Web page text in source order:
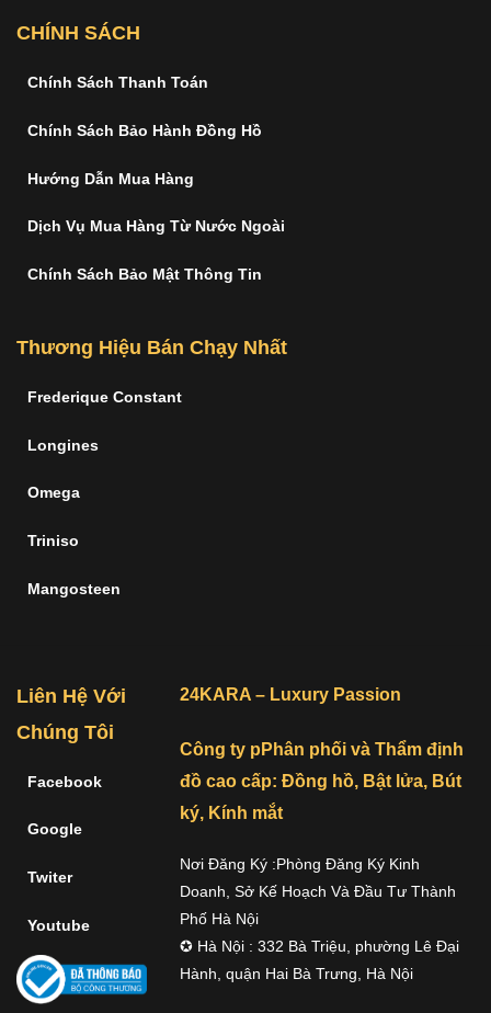
CHÍNH SÁCH
Chính Sách Thanh Toán
Chính Sách Bảo Hành Đồng Hồ
Hướng Dẫn Mua Hàng
Dịch Vụ Mua Hàng Từ Nước Ngoài
Chính Sách Bảo Mật Thông Tin
Thương Hiệu Bán Chạy Nhất
Frederique Constant
Longines
Omega
Triniso
Mangosteen
Liên Hệ Với
Chúng Tôi
Facebook
Google
Twiter
Youtube
24KARA – Luxury Passion
Công ty pPhân phối và Thẩm định
đồ cao cấp: Đồng hồ, Bật lửa, Bút
ký, Kính mắt
Nơi Đăng Ký :Phòng Đăng Ký Kinh
Doanh, Sở Kế Hoạch Và Đầu Tư Thành
Phố Hà Nội
✪ Hà Nội : 332 Bà Triệu, phường Lê Đại
Hành, quận Hai Bà Trưng, Hà Nội